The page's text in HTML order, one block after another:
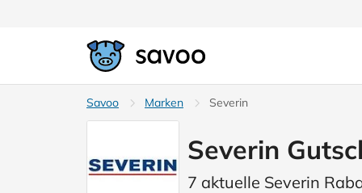
Savoo Marken Severin
Severin
7 aktuelle Severin